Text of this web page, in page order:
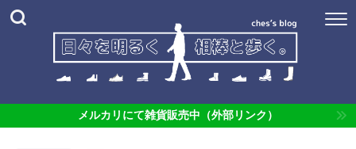
メルカリにて雑貨販売中（外部リンク）